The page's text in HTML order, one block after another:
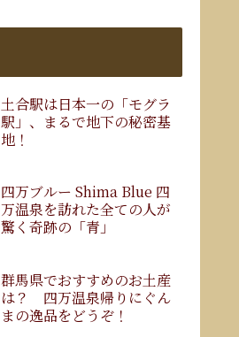
土合駅は日本一の「モグラ
駅」、まるで地下の秘密基
地！
四万ブルー Shima Blue 四
万温泉を訪れた全ての人が
驚く奇跡の「青」
群馬県でおすすめのお土産
は？ 四万温泉帰りにぐん
まの逸品をどうぞ！